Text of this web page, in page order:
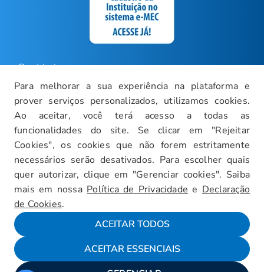
Para melhorar a sua experiência na plataforma e
prover serviços personalizados, utilizamos cookies.
Ao aceitar, você terá acesso a todas as
funcionalidades do site. Se clicar em "Rejeitar
Cookies", os cookies que não forem estritamente
necessários serão desativados. Para escolher quais
quer autorizar, clique em "Gerenciar cookies". Saiba
mais em nossa Política de Privacidade e Declaração
de Cookies.
ACEITAR TODOS
ACEITAR ESSENCIAIS
Ouvidoria
Carreiras
Intranet
Política de Privacidade
Documentos Institucionais
Faça um Tour Virtual
Blog
Mapa do Site
Fale conosco